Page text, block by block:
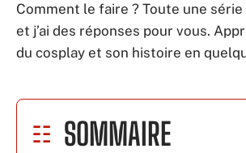
Comment le faire ? Toute une
et j’ai des réponses pour vous.
du cosplay et son histoire en
SOMMAIRE